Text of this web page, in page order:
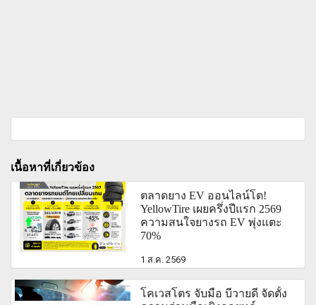
เนื้อหาที่เกี่ยวข้อง
ตลาดยาง EV ออนไลน์โต!
YellowTire เผยครึ่งปีแรก 2569
ความสนใจยางรถ EV พุ่งแตะ
70%
1 ส.ค. 2569
โคเวสโตร จับมือ บีวายดี จัดตั้ง